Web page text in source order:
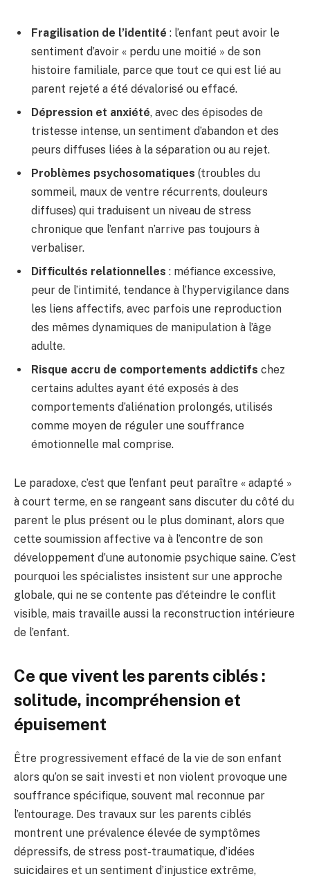
Fragilisation de l’identité : l’enfant peut avoir le
sentiment d’avoir « perdu une moitié » de son
histoire familiale, parce que tout ce qui est lié au
parent rejeté a été dévalorisé ou effacé.
Dépression et anxiété, avec des épisodes de
tristesse intense, un sentiment d’abandon et des
peurs diffuses liées à la séparation ou au rejet.
Problèmes psychosomatiques (troubles du
sommeil, maux de ventre récurrents, douleurs
diffuses) qui traduisent un niveau de stress
chronique que l’enfant n’arrive pas toujours à
verbaliser.
Difficultés relationnelles : méfiance excessive,
peur de l’intimité, tendance à l’hypervigilance dans
les liens affectifs, avec parfois une reproduction
des mêmes dynamiques de manipulation à l’âge
adulte.
Risque accru de comportements addictifs chez
certains adultes ayant été exposés à des
comportements d’aliénation prolongés, utilisés
comme moyen de réguler une souffrance
émotionnelle mal comprise.
Le paradoxe, c’est que l’enfant peut paraître « adapté »
à court terme, en se rangeant sans discuter du côté du
parent le plus présent ou le plus dominant, alors que
cette soumission affective va à l’encontre de son
développement d’une autonomie psychique saine. C’est
pourquoi les spécialistes insistent sur une approche
globale, qui ne se contente pas d’éteindre le conflit
visible, mais travaille aussi la reconstruction intérieure
de l’enfant.
Ce que vivent les parents ciblés :
solitude, incompréhension et
épuisement
Être progressivement effacé de la vie de son enfant
alors qu’on se sait investi et non violent provoque une
souffrance spécifique, souvent mal reconnue par
l’entourage. Des travaux sur les parents ciblés
montrent une prévalence élevée de symptômes
dépressifs, de stress post-traumatique, d’idées
suicidaires et un sentiment d’injustice extrême,